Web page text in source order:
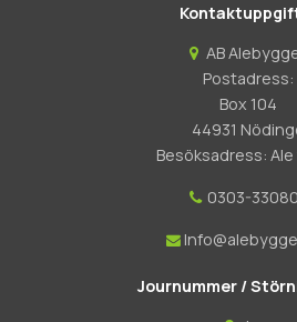
AB
Postadress:
Box 104
44931
Besöksadress:
0303-
Journummer /